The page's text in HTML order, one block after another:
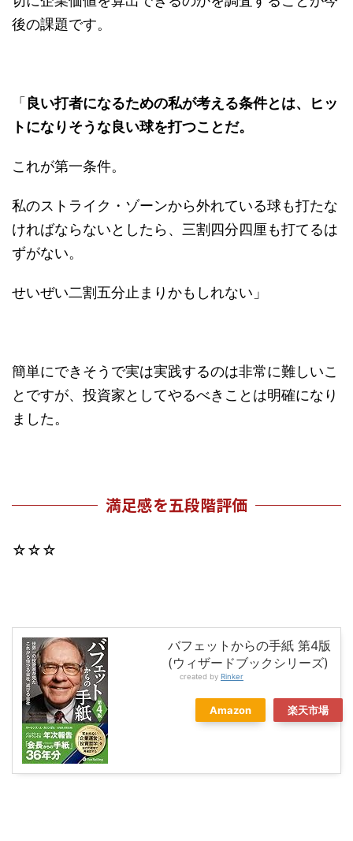
後の課題です。
「 良い打者になるための私が考える条件とは、ヒッ
トになりそうな良い球を打つことだ。
これが第一条件。
私のストライク・ゾーンから外れている球も打たな
ければならないとしたら、三割四分四厘も打てるは
ずがない。
せいぜい二割五分止まりかもしれない」
簡単にできそうで実は実践するのは非常に難しいこ
とですが、投資家としてやるべきことは明確になり
ました。
満足感を五段階評価
☆☆☆
バフェットからの手紙 第4版
(ウィザードブックシリーズ)
created by Rinker
Amazon 楽天市場